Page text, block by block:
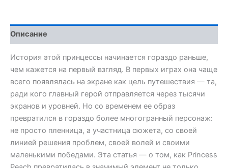
Описание
История этой принцессы начинается гораздо раньше,
чем кажется на первый взгляд. В первых играх она чаще
всего появлялась на экране как цель путешествия — та,
ради кого главный герой отправляется через тысячи
экранов и уровней. Но со временем ее образ
превратился в гораздо более многогранный персонаж:
не просто пленница, а участница сюжета, со своей
линией решения проблем, своей волей и своими
маленькими победами. Эта статья — о том, как Princess